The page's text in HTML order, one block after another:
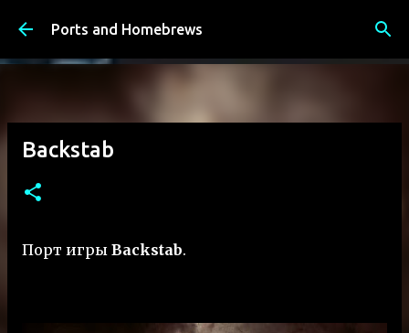
К основному контенту
Ports and Homebrews
Backstab
Порт игры Backstab.